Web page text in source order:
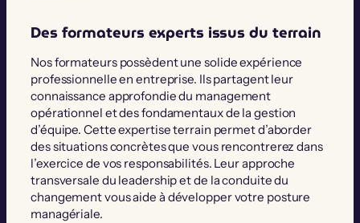
Des formateurs experts issus du terrain
Nos formateurs possèdent une solide expérience
professionnelle en entreprise. Ils partagent leur
connaissance approfondie du management
opérationnel et des fondamentaux de la gestion
d’équipe. Cette expertise terrain permet d’aborder
des situations concrètes que vous rencontrerez dans
l’exercice de vos responsabilités. Leur approche
transversale du leadership et de la conduite du
changement vous aide à développer votre posture
managériale.